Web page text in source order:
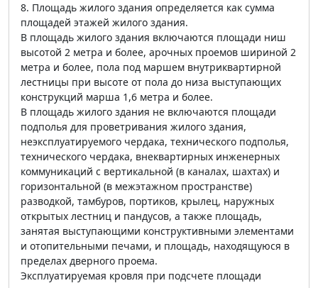
8. Площадь жилого здания определяется как сумма
площадей этажей жилого здания.
В площадь жилого здания включаются площади ниш
высотой 2 метра и более, арочных проемов шириной 2
метра и более, пола под маршем внутриквартирной
лестницы при высоте от пола до низа выступающих
конструкций марша 1,6 метра и более.
В площадь жилого здания не включаются площади
подполья для проветривания жилого здания,
неэксплуатируемого чердака, технического подполья,
технического чердака, внеквартирных инженерных
коммуникаций с вертикальной (в каналах, шахтах) и
горизонтальной (в межэтажном пространстве)
разводкой, тамбуров, портиков, крылец, наружных
открытых лестниц и пандусов, а также площадь,
занятая выступающими конструктивными элементами
и отопительными печами, и площадь, находящуюся в
пределах дверного проема.
Эксплуатируемая кровля при подсчете площади